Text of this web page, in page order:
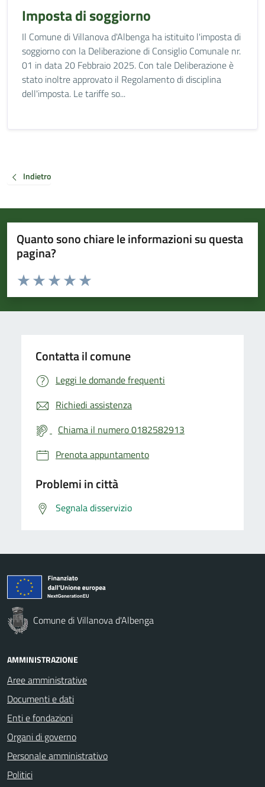
Imposta di soggiorno
Il Comune di Villanova d'Albenga ha istituito l'imposta di
soggiorno con la Deliberazione di Consiglio Comunale nr.
01 in data 20 Febbraio 2025. Con tale Deliberazione è
stato inoltre approvato il Regolamento di disciplina
dell'imposta. Le tariffe so...
Indietro
Quanto sono chiare le informazioni su questa
pagina?
Valuta da 1 a 5 stelle la pagina
Valuta 5 stelle su 5
Valuta 4 stelle su 5
Valuta 3 stelle su 5
Valuta 2 stelle su 5
Valuta 1 stelle su 5
Contatta il comune
Leggi le domande frequenti
Richiedi assistenza
Chiama il numero 0182582913
Prenota appuntamento
Problemi in città
Segnala disservizio
Comune di Villanova d'Albenga
AMMINISTRAZIONE
Aree amministrative
Documenti e dati
Enti e fondazioni
Organi di governo
Personale amministrativo
Politici